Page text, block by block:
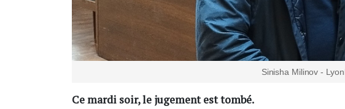
Sinisha Milinov -
Ce mardi soir, le jugement est tombé.